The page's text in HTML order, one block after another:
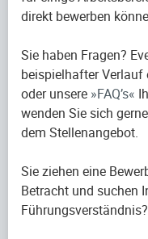
direkt bewerben
Sie haben Fragen?
beispielhafter Verlauf
oder unsere FAQ’s
wenden Sie sich
dem Stellenangebot.
Sie ziehen eine
Betracht und suchen